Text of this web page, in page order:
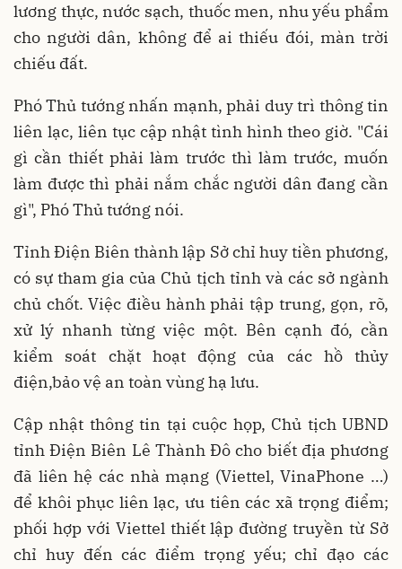
lương thực, nước sạch, thuốc men, nhu yếu phẩm
cho người dân, không để ai thiếu đói, màn trời
chiếu đất.
Phó Thủ tướng nhấn mạnh, phải duy trì thông tin
liên lạc, liên tục cập nhật tình hình theo giờ. "Cái
gì cần thiết phải làm trước thì làm trước, muốn
làm được thì phải nắm chắc người dân đang cần
gì", Phó Thủ tướng nói.
Tỉnh Điện Biên thành lập Sở chỉ huy tiền phương,
có sự tham gia của Chủ tịch tỉnh và các sở ngành
chủ chốt. Việc điều hành phải tập trung, gọn, rõ,
xử lý nhanh từng việc một. Bên cạnh đó, cần
kiểm soát chặt hoạt động của các hồ thủy
điện,bảo vệ an toàn vùng hạ lưu.
Cập nhật thông tin tại cuộc họp, Chủ tịch UBND
tỉnh Điện Biên Lê Thành Đô cho biết địa phương
đã liên hệ các nhà mạng (Viettel, VinaPhone …)
để khôi phục liên lạc, ưu tiên các xã trọng điểm;
phối hợp với Viettel thiết lập đường truyền từ Sở
chỉ huy đến các điểm trọng yếu; chỉ đạo các